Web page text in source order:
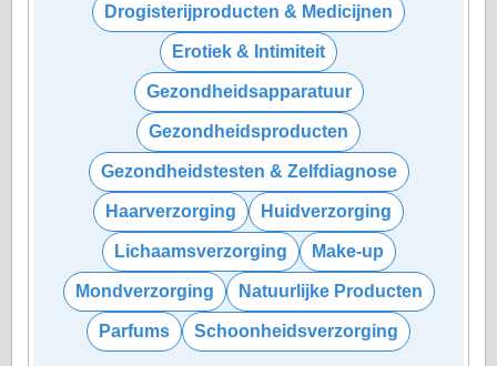
Drogisterijproducten & Medicijnen
Erotiek & Intimiteit
Gezondheidsapparatuur
Gezondheidsproducten
Gezondheidstesten & Zelfdiagnose
Haarverzorging Huidverzorging
Lichaamsverzorging Make-up
Mondverzorging Natuurlijke Producten
Parfums Schoonheidsverzorging